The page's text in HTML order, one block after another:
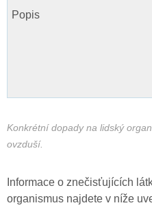
Konkrétní dopady na lidský
ovzduší.
Informace o znečisťujících
organismus najdete v níže